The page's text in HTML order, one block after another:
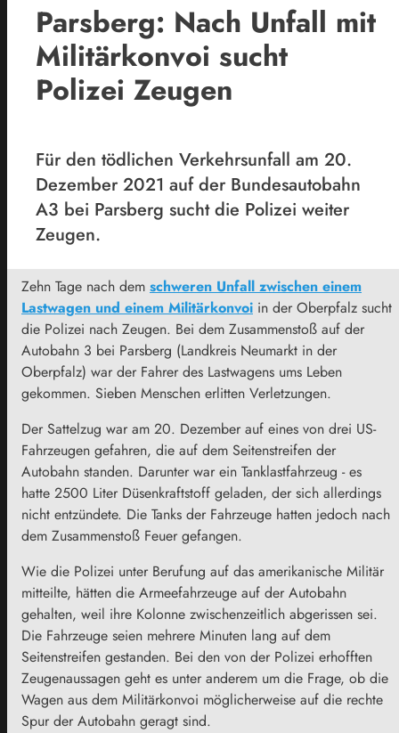
Parsberg: Nach Unfall mit
Militärkonvoi sucht
Polizei Zeugen
Für den tödlichen Verkehrsunfall am 20.
Dezember 2021 auf der Bundesautobahn
A3 bei Parsberg sucht die Polizei weiter
Zeugen.
Zehn Tage nach dem schweren Unfall zwischen einem
Lastwagen und einem Militärkonvoi in der Oberpfalz sucht
die Polizei nach Zeugen. Bei dem Zusammenstoß auf der
Autobahn 3 bei Parsberg (Landkreis Neumarkt in der
Oberpfalz) war der Fahrer des Lastwagens ums Leben
gekommen. Sieben Menschen erlitten Verletzungen.
Der Sattelzug war am 20. Dezember auf eines von drei US-
Fahrzeugen gefahren, die auf dem Seitenstreifen der
Autobahn standen. Darunter war ein Tanklastfahrzeug - es
hatte 2500 Liter Düsenkraftstoff geladen, der sich allerdings
nicht entzündete. Die Tanks der Fahrzeuge hatten jedoch nach
dem Zusammenstoß Feuer gefangen.
Wie die Polizei unter Berufung auf das amerikanische Militär
mitteilte, hätten die Armeefahrzeuge auf der Autobahn
gehalten, weil ihre Kolonne zwischenzeitlich abgerissen sei.
Die Fahrzeuge seien mehrere Minuten lang auf dem
Seitenstreifen gestanden. Bei den von der Polizei erhofften
Zeugenaussagen geht es unter anderem um die Frage, ob die
Wagen aus dem Militärkonvoi möglicherweise auf die rechte
Spur der Autobahn geragt sind.